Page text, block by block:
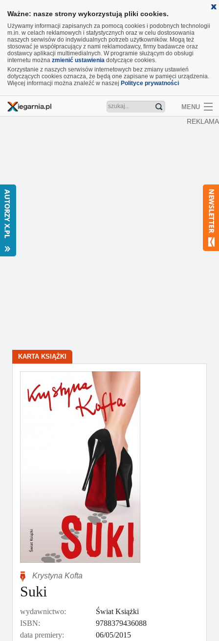
Ważne: nasze strony wykorzystują pliki cookies.
Używamy informacji zapisanych za pomocą cookies i podobnych technologii
m.in. w celach reklamowych i statystycznych oraz w celu dostosowania
naszych serwisów do indywidualnych potrzeb użytkowników. Mogą też
stosować je współpracujący z nami reklamodawcy, firmy badawcze oraz
dostawcy aplikacji multimedialnych. W programie służącym do obsługi
internetu można zmienić ustawienia dotyczące cookies.
Korzystanie z naszych serwisów internetowych bez zmiany ustawień
dotyczących cookies oznacza, że będą one zapisane w pamięci urządzenia.
Więcej informacji można znaleźć w naszej Polityce prywatności
MENU
REKLAMA
KARTA KSIĄŻKI
Krystyna Kofta
Suki
wydawnictwo:
Świat Książki
ISBN:
9788379436088
data premiery:
06/05/2015